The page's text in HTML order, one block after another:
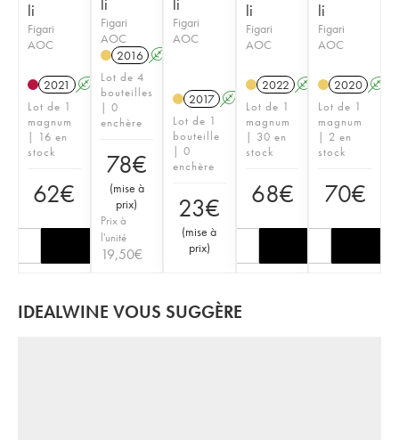
li
Figari
AOC
2021 A
Lot de 1
magnum
| 16 en
stock
62€
Figari
AOC
2016 A
Lot de 4
bouteilles
| 0
enchère
78€
(mise à
prix)
Prix à
l'unité
19,50€
Figari
AOC
2017 A
Lot de 1
bouteille
| 0
enchère
23€
(mise à
prix)
li
Figari
AOC
2022 A
Lot de 1
magnum
| 30 en
stock
68€
li
Figari
AOC
2020 A
Lot de 1
magnum
| 2 en
stock
70€
IDEALWINE VOUS SUGGÈRE